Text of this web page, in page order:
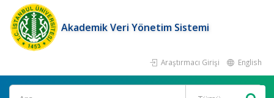
Akademik Veri Yönetim Sistemi
Araştırmacı Girişi English
Ara